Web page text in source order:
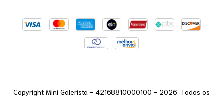
Copyright Mini Galerista - 42168810000100 - 2026. Todos os